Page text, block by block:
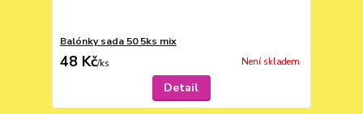
Balónky sada 50 5ks mix
48 Kč/ks Není skladem
Detail